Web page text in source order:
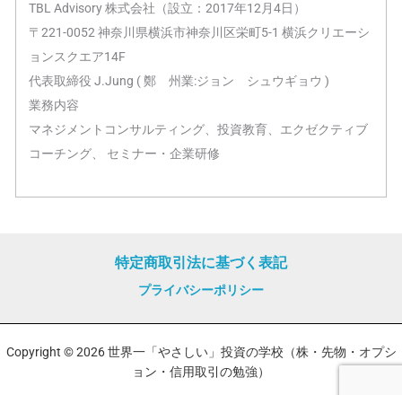
TBL Advisory 株式会社（設立：2017年12月4日）
〒221-0052 神奈川県横浜市神奈川区栄町5-1 横浜クリエーシ
ョンスクエア14F
代表取締役 J.Jung ( 鄭 州業:ジョン シュウギョウ )
業務内容
マネジメントコンサルティング、投資教育、エクゼクティブ
コーチング、 セミナー・企業研修
特定商取引法に基づく表記
プライバシーポリシー
Copyright © 2026 世界一「やさしい」投資の学校（株・先物・オプシ
ョン・信用取引の勉強）